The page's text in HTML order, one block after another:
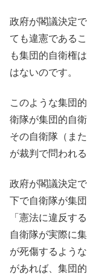
政府が閣議決定
ても違憲である
も集団的自衛権
はないのです。
このような集団
衛隊が集団的自
その自衛隊（ま
が裁判で問われ
政府が閣議決定
下で自衛隊が集
「憲法に違反す
自衛隊が実際に
が死傷するよう
があれば、集団